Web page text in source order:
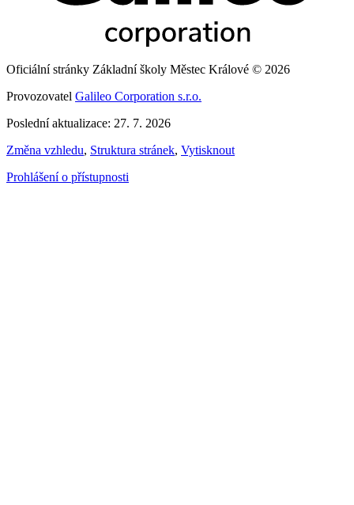
Oficiální stránky Základní školy Městec Králové © 2026
Provozovatel Galileo Corporation s.r.o.
Poslední aktualizace: 27. 7. 2026
Změna vzhledu, Struktura stránek, Vytisknout
Prohlášení o přístupnosti